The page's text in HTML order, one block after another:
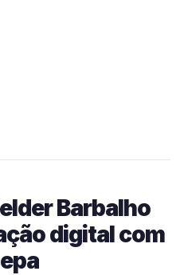
Barbalho
digital com